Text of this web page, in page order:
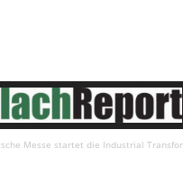
Messe startet die Industrial